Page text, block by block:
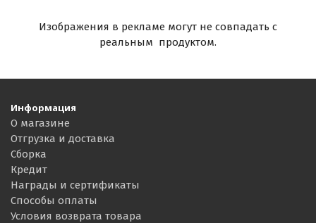
Изображения в рекламе могут не совпадать с
реальным продуктом.
Информация
О магазине
Отгрузка и доставка
Сборка
Кредит
Награды и сертификаты
Способы оплаты
Условия возврата товара